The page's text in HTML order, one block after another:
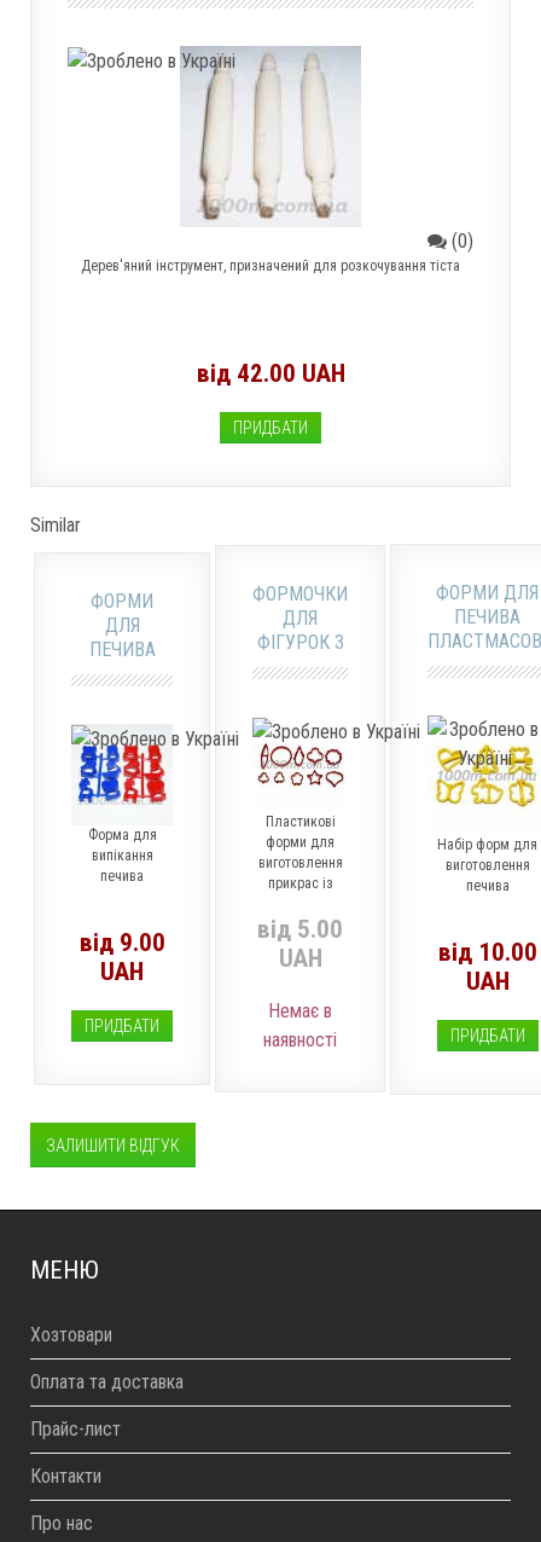
(0)
Дерев'яний інструмент, призначений для розкочування тіста
від 42.00 UAH
ПРИДБАТИ
Similar
ФОРМИ
ДЛЯ
ПЕЧИВА
"ТВАРИНИ"
Форма для
випікання
печива
від 9.00
UAH
ПРИДБАТИ
ФОРМОЧКИ
ДЛЯ
ФІГУРОК З
МАСТИКИ
Пластикові
форми для
виготовлення
прикрас із
від 5.00
UAH
Немає в
наявності
ФОРМИ ДЛЯ
ПЕЧИВА
З РУЧКОЮ
Набір форм для
виготовлення
печива
від 10.00
UAH
ПРИДБАТИ
ЗАЛИШИТИ ВІДГУК
МЕНЮ
Хозтовари
Оплата та доставка
Прайс-лист
Контакти
Про нас